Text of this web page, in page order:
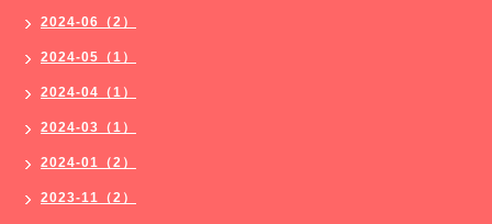
2024-06（2）
2024-05（1）
2024-04（1）
2024-03（1）
2024-01（2）
2023-11（2）